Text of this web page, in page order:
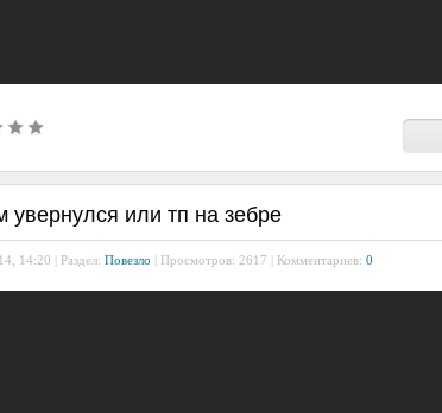
увернулся или тп на зебре
14:20 | Раздел: Повезло | Просмотров: 2617 | Комментариев: 0